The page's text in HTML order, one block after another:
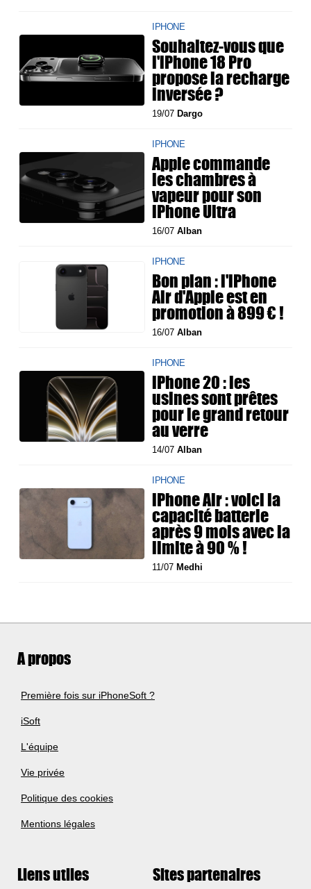
IPHONE
Souhaitez-vous que
l'iPhone 18 Pro
propose la recharge
inversée ?
19/07 Dargo
IPHONE
Apple commande
les chambres à
vapeur pour son
iPhone Ultra
16/07Alban
IPHONE
Bon plan : l'iPhone
Air d'Apple est en
promotion à 899 € !
16/07Alban
IPHONE
iPhone 20 : les
usines sont prêtes
pour le grand retour
au verre
14/07Alban
IPHONE
iPhone Air : voici la
capacité batterie
après 9 mois avec la
limite à 90 % !
11/07 Medhi
A propos
Première fois sur iPhoneSoft ?
iSoft
L'équipe
Vie privée
Politique des cookies
Mentions légales
Liens utiles Sites partenaires